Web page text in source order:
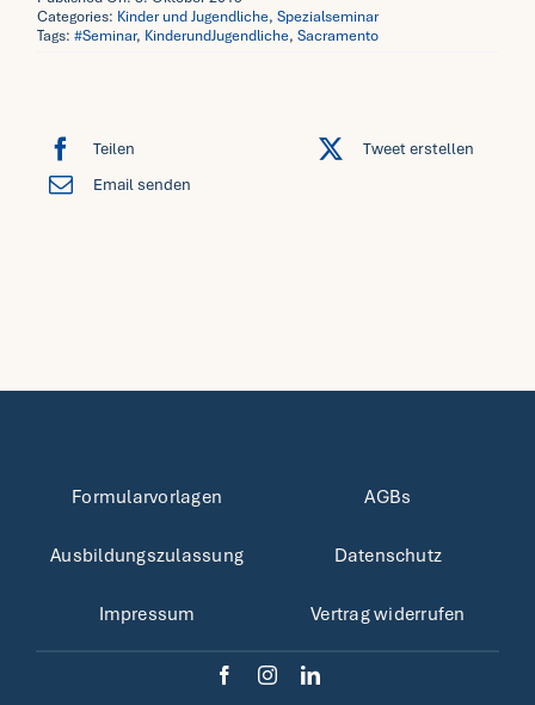
Categories: Kinder und Jugendliche,Spezialseminar
Tags:#Seminar, KinderundJugendliche,Sacramento
Teilen
Tweet erstellen
Email senden
Formularvorlagen
Ausbildungszulassung
Impressum
AGBs
Datenschutz
Vertrag widerrufen